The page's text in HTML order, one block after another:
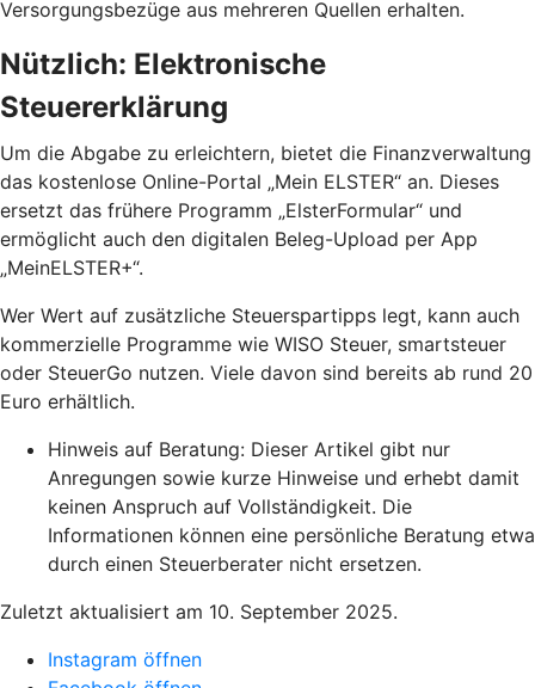
Versorgungsbezüge aus mehreren Quellen erhalten.
Nützlich: Elektronische
Steuererklärung
Um die Abgabe zu erleichtern, bietet die Finanzverwaltung
das kostenlose Online-Portal „Mein ELSTER“ an. Dieses
ersetzt das frühere Programm „ElsterFormular“ und
ermöglicht auch den digitalen Beleg-Upload per App
„MeinELSTER+“.
Wer Wert auf zusätzliche Steuerspartipps legt, kann auch
kommerzielle Programme wie WISO Steuer, smartsteuer
oder SteuerGo nutzen. Viele davon sind bereits ab rund 20
Euro erhältlich.
Hinweis auf Beratung: Dieser Artikel gibt nur
Anregungen sowie kurze Hinweise und erhebt damit
keinen Anspruch auf Vollständigkeit. Die
Informationen können eine persönliche Beratung etwa
durch einen Steuerberater nicht ersetzen.
Zuletzt aktualisiert am 10. September 2025.
Instagram öffnen